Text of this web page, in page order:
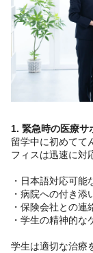
1. 緊急時の医療サ
留学中に初めてて
フィスは迅速に対
・日本語対応可能
・病院への付き添
・保険会社との連
・学生の精神的な
学生は適切な治療